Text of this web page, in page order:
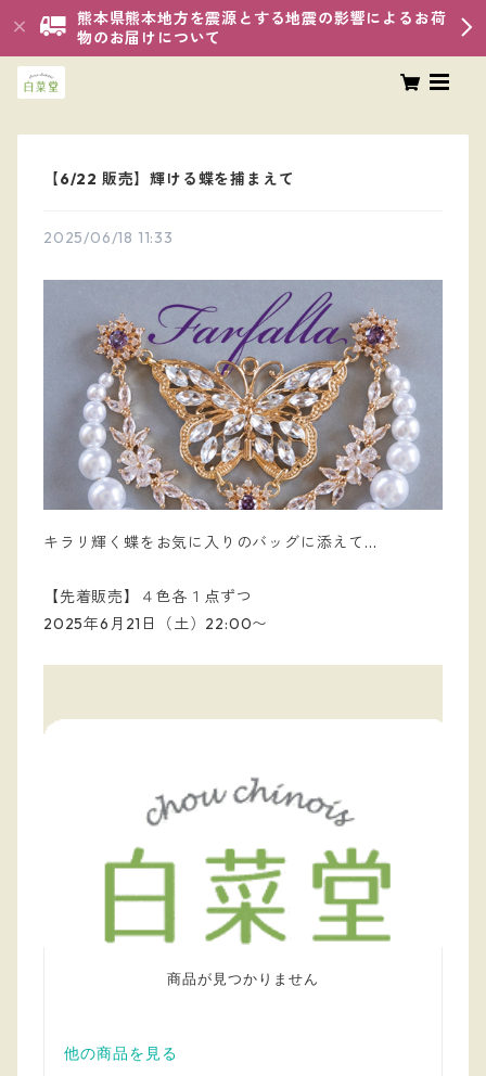
熊本県熊本地方を震源とする地震の影響によるお荷
物のお届けについて
【6/22 販売】輝ける蝶を捕まえて
2025/06/18 11:33
キラリ輝く蝶をお気に入りのバッグに添えて...
【先着販売】４色各１点ずつ
2025年6月21日（土）22:00〜